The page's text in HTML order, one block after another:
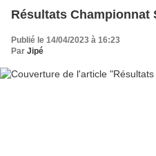
Résultats Championnat
Publié le 14/04/2023 à 16:23
Par Jipé